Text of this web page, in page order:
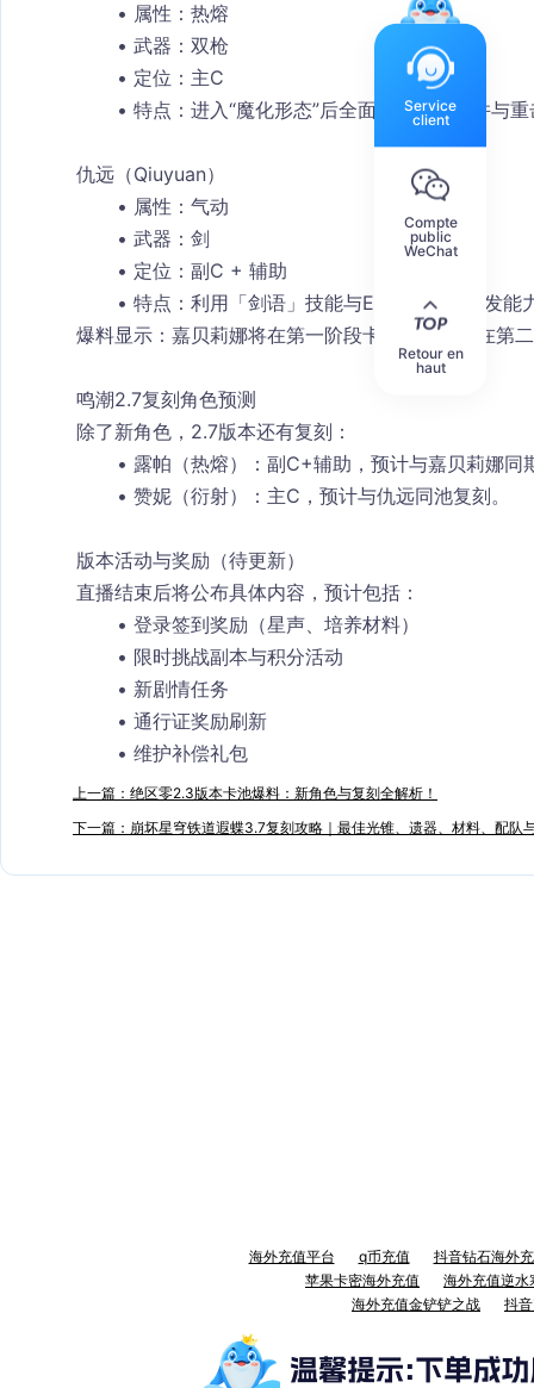
属性：热熔
武器：双枪
定位：主C
特点：进入“魔化形态”后全面强化攻击，并与
仇远（Qiuyuan）
属性：气动
武器：剑
定位：副C + 辅助
特点：利用「剑语」技能与Echo连招，爆发能
爆料显示：嘉贝莉娜将在第一阶段卡池 ，仇远将在第
鸣潮2.7复刻角色预测
除了新角色，2.7版本还有复刻：
露帕（热熔）
：副C+辅助，预计与嘉贝莉娜同
赞妮（衍射）
：主C，预计与仇远同池复刻。
版本活动与奖励（待更新）
直播结束后将公布具体内容，预计包括：
登录签到奖励（星声、培养材料）
限时挑战副本与积分活动
新剧情任务
通行证奖励刷新
维护补偿礼包
上一篇：绝区零2.3版本卡池爆料：新角色与复刻全解析！
下一篇：崩坏星穹铁道遐蝶3.7复刻攻略｜最佳光锥、遗器、材料、配队
海外充值平台 q币充值
抖音钻石海外
苹果卡密海外充值
海外充值逆水
海外充值金铲铲之战
抖
Service
client
Compte
public
WeChat
Retour en
haut